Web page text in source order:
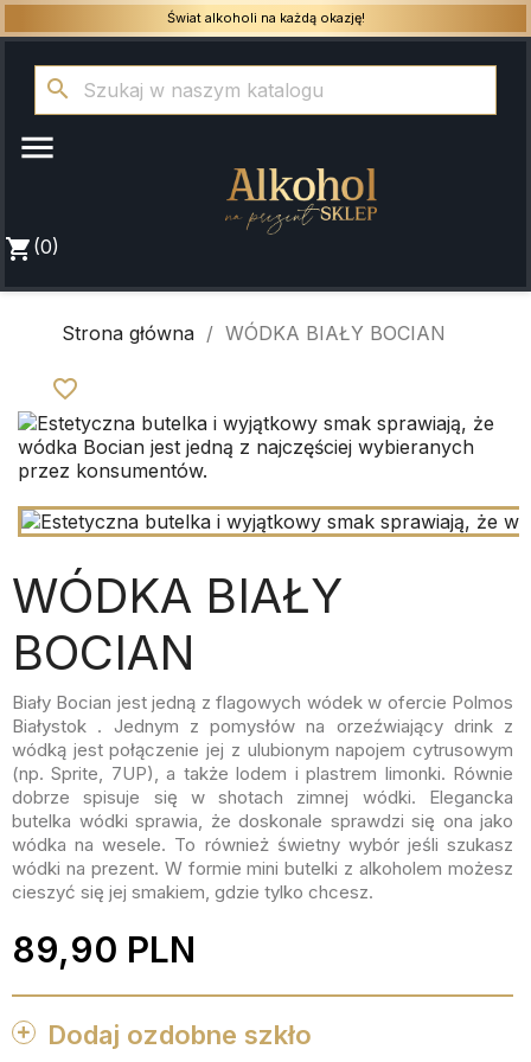
Świat alkoholi na każdą okazję!
search

shopping_cart (0)
Strona główna WÓDKA BIAŁY BOCIAN
favorite_border
WÓDKA BIAŁY
BOCIAN
Biały Bocian jest jedną z flagowych wódek w ofercie Polmos
Białystok . Jednym z pomysłów na orzeźwiający drink z
wódką jest połączenie jej z ulubionym napojem cytrusowym
(np. Sprite, 7UP), a także lodem i plastrem limonki. Równie
dobrze spisuje się w shotach zimnej wódki. Elegancka
butelka wódki sprawia, że doskonale sprawdzi się ona jako
wódka na wesele. To również świetny wybór jeśli szukasz
wódki na prezent. W formie mini butelki z alkoholem możesz
cieszyć się jej smakiem, gdzie tylko chcesz.
89,90 PLN
Dodaj ozdobne szkło